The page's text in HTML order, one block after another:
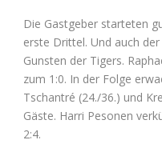
Die Gastgeber starteten
erste Drittel. Und auch
Gunsten der Tigers.
zum 1:0. In der Folge
Tschantré (24./36.) und
Gäste. Harri Pesonen
2:4.